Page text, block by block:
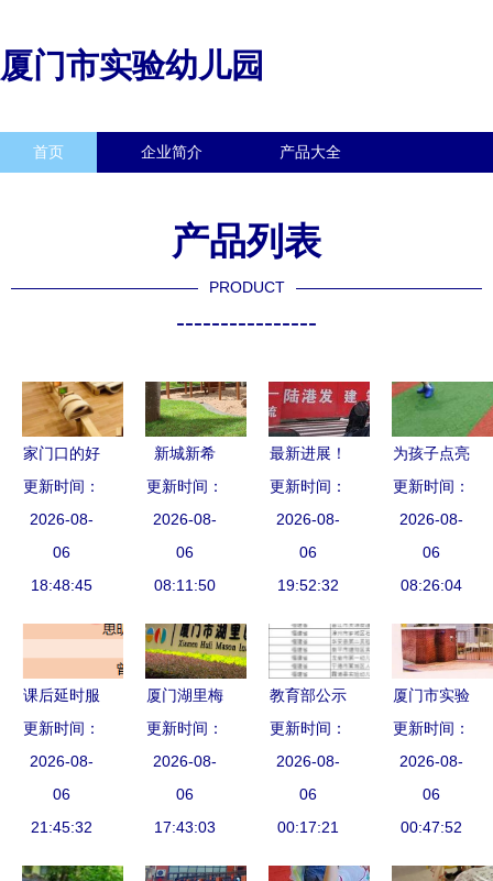
厦门市实验幼儿园
首页 企业简介 产品大全
产品列表
PRODUCT
----------------
家门口的好
学校丨厦门
市禾穆实验
幼儿园与厦
门市实验幼
更新时间：
2026-08-
06
18:48:45
新城新希
望，童心启
航——厦门
市实验幼儿
园新城园区
更新时间：
2026-08-
06
08:11:50
最新进展！
三明这一幼
儿园主体结
构正式封顶
更新时间：
2026-08-
06
19:52:32
为孩子点亮
童年的光
——厦门海
沧实验幼儿
园与厦门市
共育成长记
更新时间：
2026-08-
06
08:26:04
课后延时服
务新细则出
台 厦门市
228所小学
幼儿园全面
更新时间：
2026-08-
06
21:45:32
厦门湖里梅
森幼儿园与
厦门市实验
幼儿园全方
位解析
更新时间：
2026-08-
06
17:43:03
教育部公示
全国试点，
厦门九校脱
颖而出
更新时间：
2026-08-
06
00:17:21
厦门市实验
幼儿园 福
建省示范性
幼儿园的教
育典范
更新时间：
2026-08-
06
00:47:52